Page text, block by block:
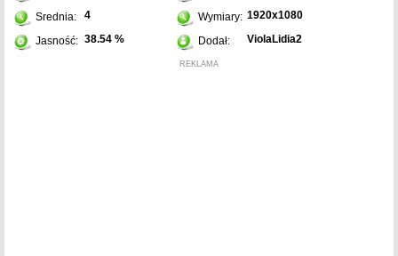
Srednia: 4 Wymiary: 1920x1080
Jasność: 38.54 % Dodał: ViolaLidia2
REKLAMA